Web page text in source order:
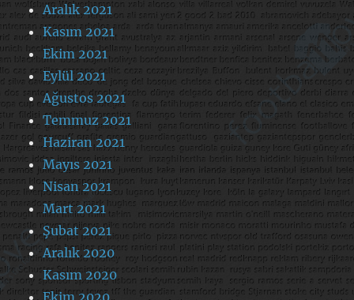
Aralık 2021
Kasım 2021
Ekim 2021
Eylül 2021
Ağustos 2021
Temmuz 2021
Haziran 2021
Mayıs 2021
Nisan 2021
Mart 2021
Şubat 2021
Aralık 2020
Kasım 2020
Ekim 2020